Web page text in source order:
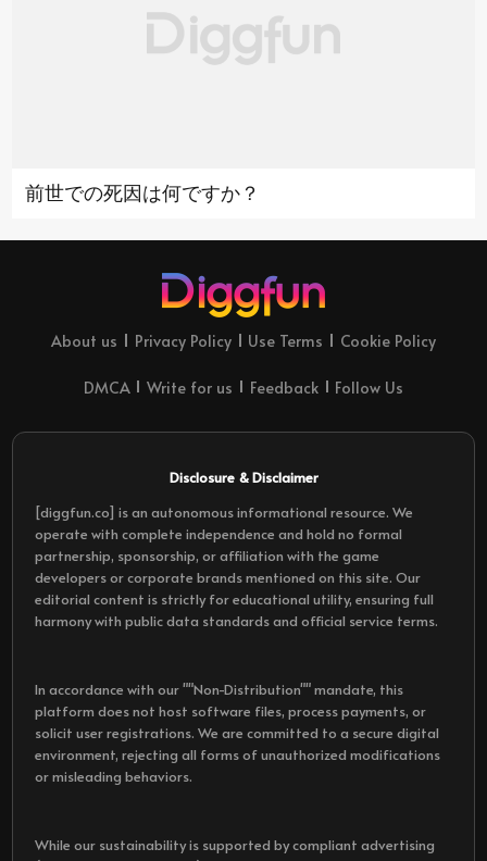
前世での死因は何ですか？
About us Privacy Policy Use Terms Cookie Policy
DMCA Write for us Feedback Follow Us
Disclosure & Disclaimer
[diggfun.co] is an autonomous informational resource. We
operate with complete independence and hold no formal
partnership, sponsorship, or affiliation with the game
developers or corporate brands mentioned on this site. Our
editorial content is strictly for educational utility, ensuring full
harmony with public data standards and official service terms.
In accordance with our ""Non-Distribution"" mandate, this
platform does not host software files, process payments, or
solicit user registrations. We are committed to a secure digital
environment, rejecting all forms of unauthorized modifications
or misleading behaviors.
While our sustainability is supported by compliant advertising